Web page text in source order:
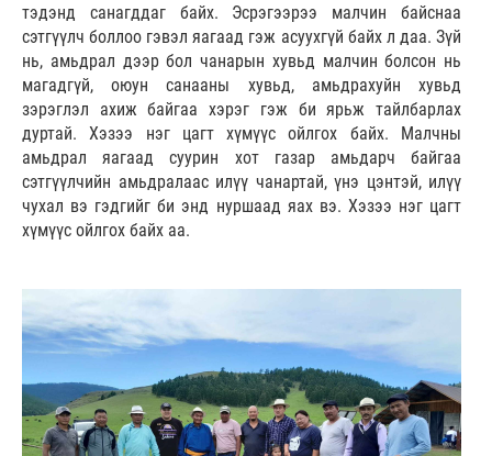
тэдэнд санагддаг байх. Эсрэгээрээ малчин байснаа
сэтгүүлч боллоо гэвэл яагаад гэж асуухгүй байх л даа. Зүй
нь, амьдрал дээр бол чанарын хувьд малчин болсон нь
магадгүй, оюун санааны хувьд, амьдрахуйн хувьд
зэрэглэл ахиж байгаа хэрэг гэж би ярьж тайлбарлах
дуртай. Хэзээ нэг цагт хүмүүс ойлгох байх. Малчны
амьдрал яагаад суурин хот газар амьдарч байгаа
сэтгүүлчийн амьдралаас илүү чанартай, үнэ цэнтэй, илүү
чухал вэ гэдгийг би энд нуршаад яах вэ. Хэзээ нэг цагт
хүмүүс ойлгох байх аа.